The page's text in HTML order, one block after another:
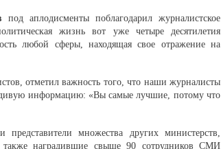
под аплодисменты поблагодарил журналистское
жизнь вот уже четыре десятилетия
любой сферы, находящая свое отражение на
отметил важность того, что наши журналисты
информацию: «Вы самые лучшие, потому что
множества других министерств,
также наградившие свыше 90 сотрудников СМИ